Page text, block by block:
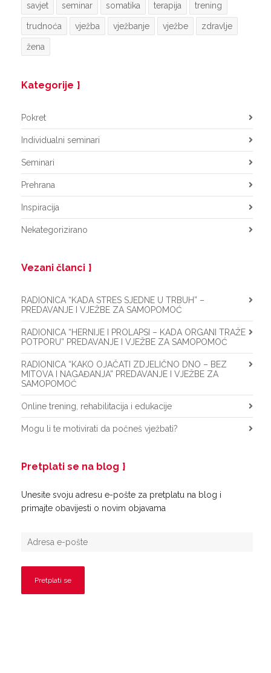
savjet seminar somatika terapija trening
trudnoća vježba vježbanje vježbe zdravlje
žena
Kategorije
Pokret
Individualni seminari
Seminari
Prehrana
Inspiracija
Nekategorizirano
Vezani članci
RADIONICA “KADA STRES SJEDNE U TRBUH” –
PREDAVANJE I VJEŽBE ZA SAMOPOMOĆ
RADIONICA “HERNIJE I PROLAPSI – KADA ORGANI TRAŽE
POTPORU” PREDAVANJE I VJEŽBE ZA SAMOPOMOĆ
RADIONICA “KAKO OJAČATI ZDJELIČNO DNO – BEZ
MITOVA I NAGAĐANJA” PREDAVANJE I VJEŽBE ZA
SAMOPOMOĆ
Online trening, rehabilitacija i edukacije
Mogu li te motivirati da počneš vježbati?
Pretplati se na blog
Unesite svoju adresu e-pošte za pretplatu na blog i
primajte obavijesti o novim objavama